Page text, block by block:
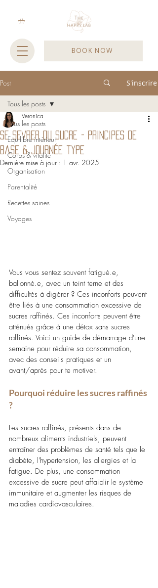
BOOK NOW
Post S'inscrire
Tous les posts
Equilibre intérieur
Corps & vitalité
Organisation
Parentalité
Recettes saines
Voyages
Tous les posts
Se sevrer du sucre - principes de
base & journée type
Veronica
Dernière mise à jour : 1 avr. 2025
Vous vous sentez souvent fatigué.e,
ballonné.e, avec un teint terne et des
difficultés à digérer ? Ces inconforts peuvent
être liés à une consommation excessive de
sucres raffinés. Ces inconforts peuvent être
atténués grâce à une détox sans sucres
raffinés. Voici un guide de démarrage d'une
semaine pour réduire sa consommation,
avec des conseils pratiques et un
avant/après pour te motiver.
Pourquoi réduire les sucres raffinés
?
Les sucres raffinés, présents dans de
nombreux aliments industriels, peuvent
entraîner des problèmes de santé tels que le
diabète, l'hypertension, les allergies et la
fatigue. De plus, une consommation
excessive de sucre peut affaiblir le système
immunitaire et augmenter les risques de
maladies cardiovasculaires.